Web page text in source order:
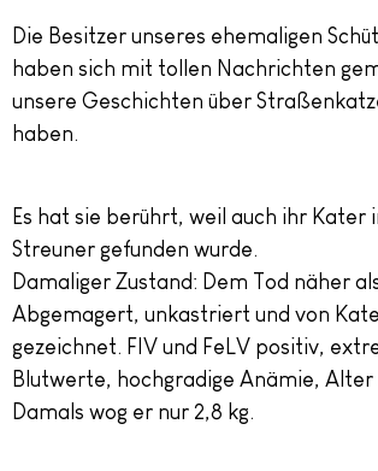
Die Besitzer unseres ehemaligen
haben sich mit tollen Nachrichten
unsere Geschichten über
haben.
Es hat sie berührt, weil auch ihr Kater
Streuner gefunden wurde.
Damaliger Zustand: Dem Tod näher
Abgemagert, unkastriert und von
gezeichnet. FIV und FeLV positiv,
Blutwerte, hochgradige Anämie,
Damals wog er nur 2,8 kg.